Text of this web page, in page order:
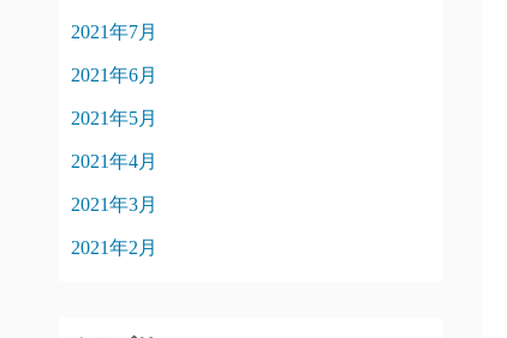
2021年7月
2021年6月
2021年5月
2021年4月
2021年3月
2021年2月